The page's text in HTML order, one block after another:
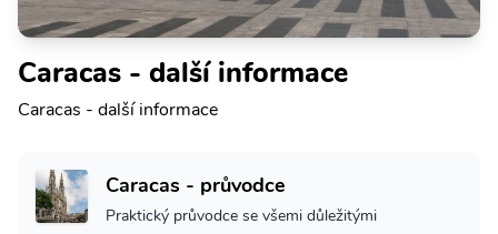
Caracas - další informace
Caracas - další informace
Caracas - průvodce
Praktický průvodce se všemi důležitými